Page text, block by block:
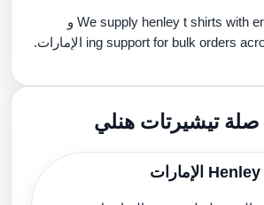
We supply henley t shirts with embroidery, printing و
تيشيرتات هنلي